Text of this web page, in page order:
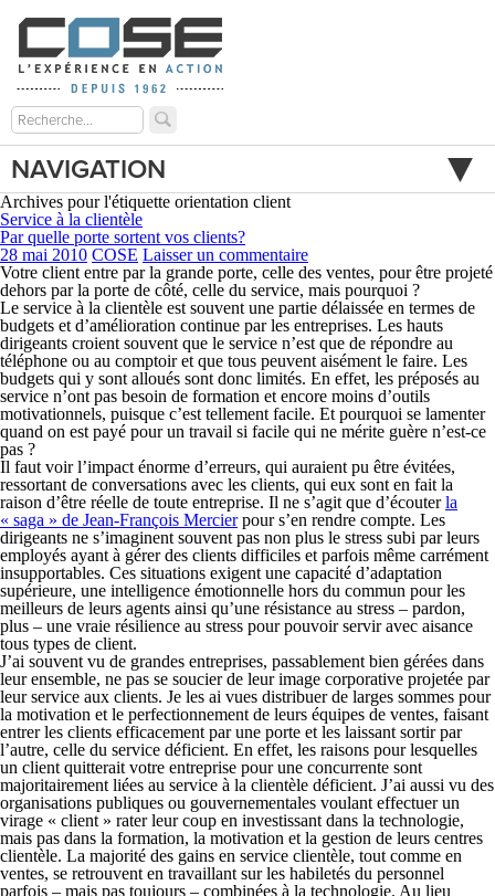
NAVIGATION
Archives pour l'étiquette orientation client
Service à la clientèle
Par quelle porte sortent vos clients?
28 mai 2010 COSE Laisser un commentaire
Votre client entre par la grande porte, celle des ventes, pour être projeté
dehors par la porte de côté, celle du service, mais pourquoi ?
Le service à la clientèle est souvent une partie délaissée en termes de
budgets et d’amélioration continue par les entreprises. Les hauts
dirigeants croient souvent que le service n’est que de répondre au
téléphone ou au comptoir et que tous peuvent aisément le faire. Les
budgets qui y sont alloués sont donc limités. En effet, les préposés au
service n’ont pas besoin de formation et encore moins d’outils
motivationnels, puisque c’est tellement facile. Et pourquoi se lamenter
quand on est payé pour un travail si facile qui ne mérite guère n’est-ce
pas ?
Il faut voir l’impact énorme d’erreurs, qui auraient pu être évitées,
ressortant de conversations avec les clients, qui eux sont en fait la
raison d’être réelle de toute entreprise. Il ne s’agit que d’écouterla
« saga » de Jean-François Mercierpour s’en rendre compte. Les
dirigeants ne s’imaginent souvent pas non plus le stress subi par leurs
employés ayant à gérer des clients difficiles et parfois même carrément
insupportables. Ces situations exigent une capacité d’adaptation
supérieure, une intelligence émotionnelle hors du commun pour les
meilleurs de leurs agents ainsi qu’une résistance au stress – pardon,
plus – une vraie résilience au stress pour pouvoir servir avec aisance
tous types de client.
J’ai souvent vu de grandes entreprises, passablement bien gérées dans
leur ensemble, ne pas se soucier de leur image corporative projetée par
leur service aux clients. Je les ai vues distribuer de larges sommes pour
la motivation et le perfectionnement de leurs équipes de ventes, faisant
entrer les clients efficacement par une porte et les laissant sortir par
l’autre, celle du service déficient. En effet, les raisons pour lesquelles
un client quitterait votre entreprise pour une concurrente sont
majoritairement liées au service à la clientèle déficient. J’ai aussi vu des
organisations publiques ou gouvernementales voulant effectuer un
virage « client » rater leur coup en investissant dans la technologie,
mais pas dans la formation, la motivation et la gestion de leurs centres
clientèle. La majorité des gains en service clientèle, tout comme en
ventes, se retrouvent en travaillant sur les habiletés du personnel
parfois – mais pas toujours – combinées à la technologie. Au lieu